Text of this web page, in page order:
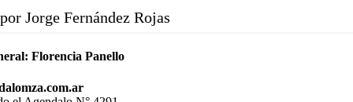
Jorge Fernández Rojas
Florencia Panello